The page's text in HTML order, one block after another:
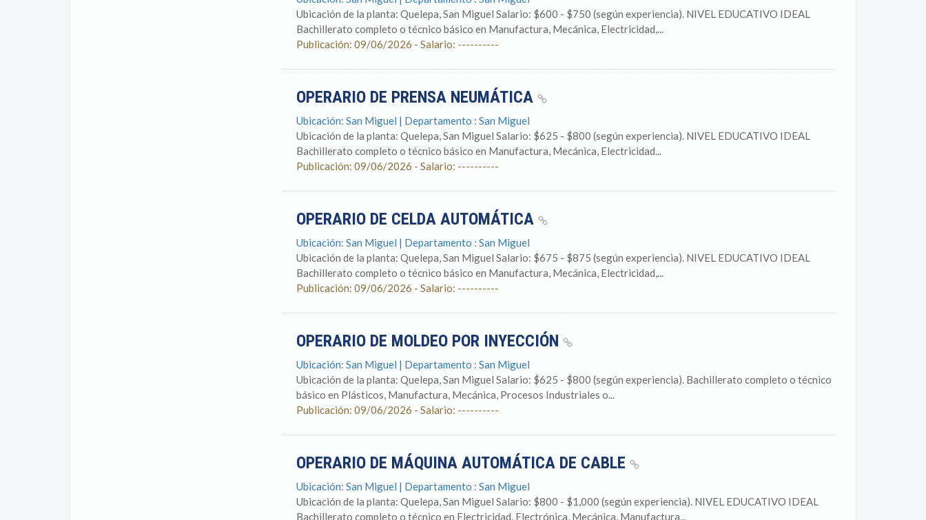
Ubicación de la planta: Quelepa, San Miguel Salario: $600 - $750 (según experiencia). NIVEL EDUCATIVO IDEAL
Bachillerato completo o técnico básico en Manufactura, Mecánica, Electricidad,...
Publicación: 09/06/2026 - Salario: ----------
OPERARIO DE PRENSA NEUMÁTICA
Ubicación: San Miguel | Departamento : San Miguel
Ubicación de la planta: Quelepa, San Miguel Salario: $625 - $800 (según experiencia). NIVEL EDUCATIVO IDEAL
Bachillerato completo o técnico básico en Manufactura, Mecánica, Electricidad...
Publicación: 09/06/2026 - Salario: ----------
OPERARIO DE CELDA AUTOMÁTICA
Ubicación: San Miguel | Departamento : San Miguel
Ubicación de la planta: Quelepa, San Miguel Salario: $675 - $875 (según experiencia). NIVEL EDUCATIVO IDEAL
Bachillerato completo o técnico básico en Manufactura, Mecánica, Electricidad,...
Publicación: 09/06/2026 - Salario: ----------
OPERARIO DE MOLDEO POR INYECCIÓN
Ubicación: San Miguel | Departamento : San Miguel
Ubicación de la planta: Quelepa, San Miguel Salario: $625 - $800 (según experiencia). Bachillerato completo o técnico
básico en Plásticos, Manufactura, Mecánica, Procesos Industriales o...
Publicación: 09/06/2026 - Salario: ----------
OPERARIO DE MÁQUINA AUTOMÁTICA DE CABLE
Ubicación: San Miguel | Departamento : San Miguel
Ubicación de la planta: Quelepa, San Miguel Salario: $800 - $1,000 (según experiencia). NIVEL EDUCATIVO IDEAL
Bachillerato completo o técnico en Electricidad, Electrónica, Mecánica, Manufactura...